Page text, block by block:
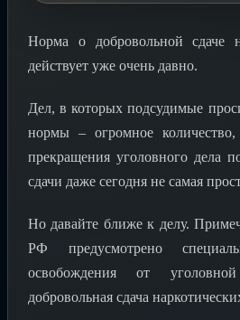
Норма о добровольной сдаче
действует уже очень давно.
Дел, в которых подсудимые
нормы – огромное
прекращения уголовного дела
сдачи даже сегодня не самая
Но давайте ближе к делу.
РФ предусмотрено
освобождения от
добровольная сдача